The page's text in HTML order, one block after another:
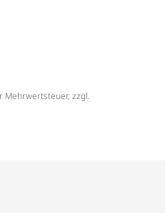
Mehrwertsteuer, zzgl.